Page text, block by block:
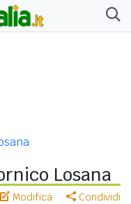
Losana
Modifica Condividi